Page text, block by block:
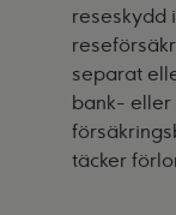
reseskydd
separat
bank- eller
täcker